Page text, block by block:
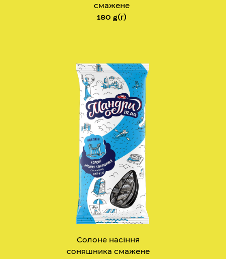
смажене
180 g(г)
Солоне насіння
соняшника смажене